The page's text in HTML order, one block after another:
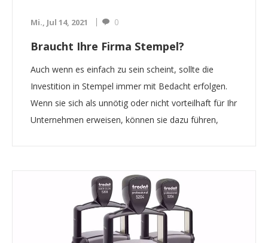
Mi., Jul 14, 2021 0
Braucht Ihre Firma Stempel?
Auch wenn es einfach zu sein scheint, sollte die
Investition in Stempel immer mit Bedacht erfolgen.
Wenn sie sich als unnötig oder nicht vorteilhaft für Ihr
Unternehmen erweisen, können sie dazu führen,